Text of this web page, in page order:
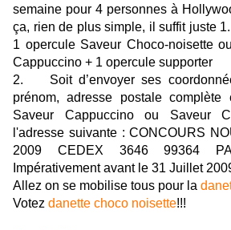
semaine pour 4 personnes à
ça, rien de plus simple, il suffit juste
1 opercule Saveur Choco-noisette
Cappuccino + 1 opercule supporter
2. Soit d’envoyer ses
prénom, adresse postale
Saveur Cappuccino ou Saveur
l'adresse suivante : CONCOURS
2009 CEDEX 3646 99364
Impérativement avant le 31 Juillet
Allez on se mobilise tous pour la
Votez danette choco noisette!!!